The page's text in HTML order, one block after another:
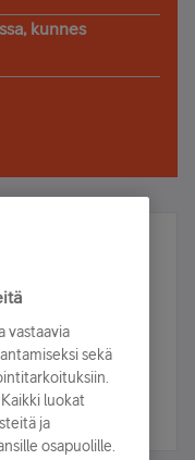
kunnes
arvonnassa.
vastaavia
sekä
luokat
ja
osapuolille.